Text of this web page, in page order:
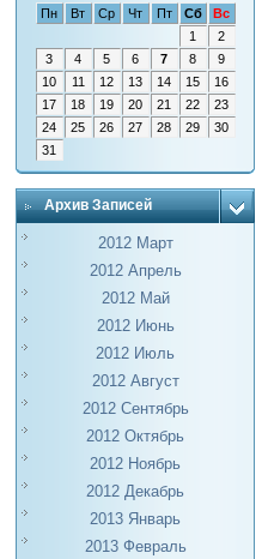
Пн
Вт Ср Чт Пт Сб
Вс
1
2
3
4 5 6 7 8
9
10
11 12 13 14 15
16
17
18 19 20 21 22
23
24
25 26 27 28 29
30
31
Архив Записей
2012 Март
2012 Апрель
2012 Май
2012 Июнь
2012 Июль
2012 Август
2012 Сентябрь
2012 Октябрь
2012 Ноябрь
2012 Декабрь
2013 Январь
2013 Февраль